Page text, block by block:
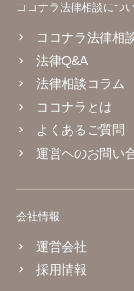
ココナラ法律相談につ
ココナラ法律相
法律Q&A
法律相談コラム
ココナラとは
よくあるご質問
運営へのお問い
会社情報
運営会社
採用情報